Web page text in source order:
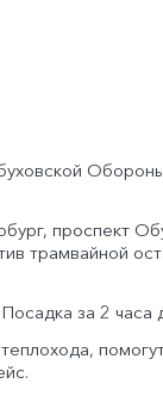
проспект
трамвайной
за 2 часа